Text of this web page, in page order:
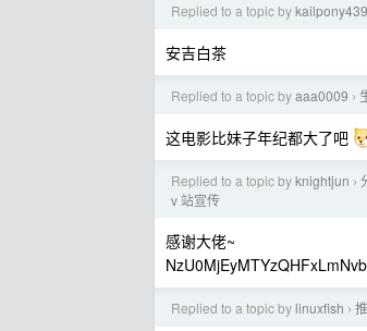
Replied to a topic by
安吉白茶
Replied to a topic byaaa0009 ›
这电影比妹子年纪都大了吧
Replied to a topic byknightjun ›
v 站宣传
感谢大佬~
Replied to a topic by linuxfish ›